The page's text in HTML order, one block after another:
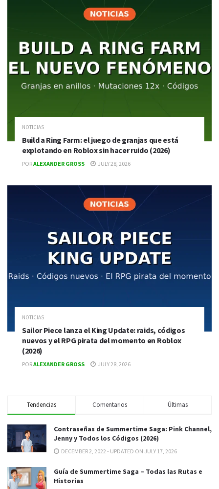
NOTICIAS
Build a Ring Farm: el juego de granjas que está
explotando en Roblox sin hacer ruido (2026)
PORALEXANDER GROSS JULY 28, 2026
NOTICIAS
Sailor Piece lanza el King Update: raids, códigos
nuevos y el RPG pirata del momento en Roblox
(2026)
PORALEXANDER GROSS JULY 28, 2026
Tendencias Comentarios Últimas
Contraseñas de Summertime Saga: Pink Channel,
Jenny y Todos los Códigos (2026)
DECEMBER 2, 2022 - UPDATED ON JULY 17, 2026
Guía de Summertime Saga – Todas las Rutas e
Historias